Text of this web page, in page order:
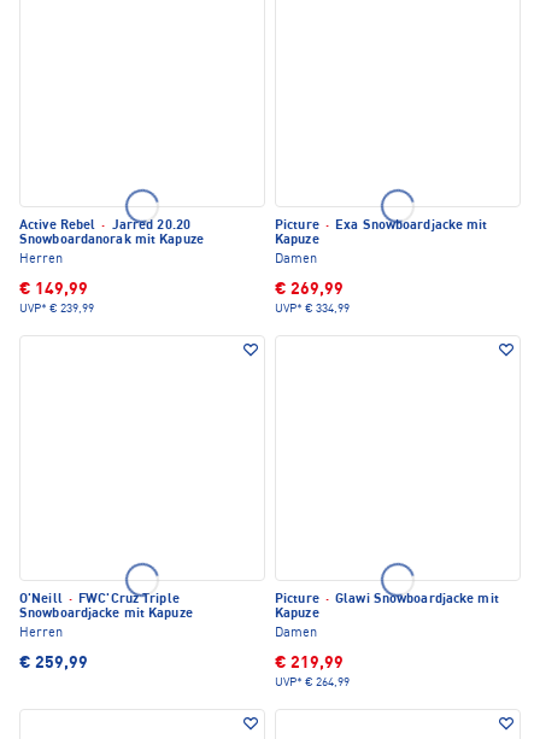
Active Rebel · Jarred 20.20
Snowboardanorak mit Kapuze
Herren
€ 149,99
UVP* € 239,99
Picture · Exa Snowboardjacke mit
Kapuze
Damen
€ 269,99
UVP* € 334,99
O'Neill · FWC'Cruz Triple
Snowboardjacke mit Kapuze
Herren
€ 259,99
Picture · Glawi Snowboardjacke mit
Kapuze
Damen
€ 219,99
UVP* € 264,99